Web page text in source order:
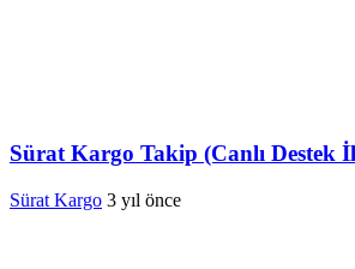
Sürat Kargo Takip (Canlı Destek
Sürat Kargo 3 yıl önce